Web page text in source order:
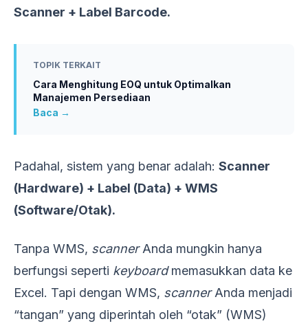
Scanner + Label Barcode.
TOPIK TERKAIT
Cara Menghitung EOQ untuk Optimalkan
Manajemen Persediaan
Baca →
Padahal, sistem yang benar adalah: Scanner
(Hardware) + Label (Data) + WMS
(Software/Otak).
Tanpa WMS, scannerAnda mungkin hanya
berfungsi seperti keyboardmemasukkan data ke
Excel. Tapi dengan WMS, scannerAnda menjadi
“tangan” yang diperintah oleh “otak” (WMS)